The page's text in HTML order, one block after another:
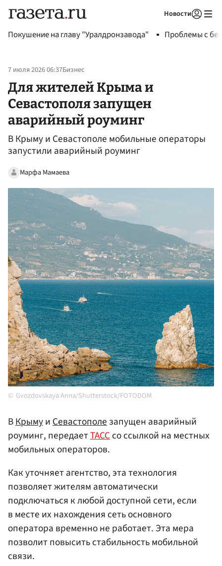
Новости
Покушение на главу "Уралдронзавода" Проблемы с
7 июля 2026 06:37Бизнес
Для жителей Крыма и
Севастополя запущен
аварийный роуминг
В Крыму и Севастополе мобильные операторы
запустили аварийный роуминг
Марфа Мамаева
Gvozdovskaya Anna/Shutterstock/FOTODOM
ВКрымуиСевастополезапущен аварийный
роуминг, передаетТАССсо ссылкой на местных
мобильных операторов.
Как уточняет агентство, эта технология
позволяет жителям автоматически
подключаться к любой доступной сети, если
в месте их нахождения сеть основного
оператора временно не работает. Эта мера
позволит повысить стабильность мобильной
связи.